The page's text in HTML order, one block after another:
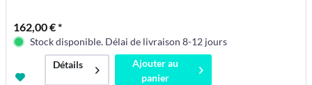
162,00 € *
Stock disponible. Délai de livraison 8-12 jours
Détails
Ajouter au
panier